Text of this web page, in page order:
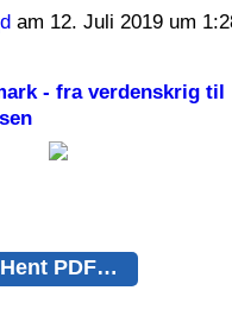
am 12. Juli 2019 um
- fra verdenskrig
Hent PDF…